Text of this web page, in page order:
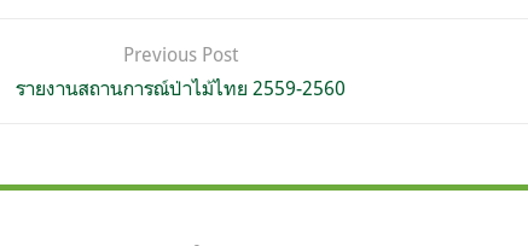
Previous Post
รายงานสถานการณ์ป่าไม้ไทย 2559-2560